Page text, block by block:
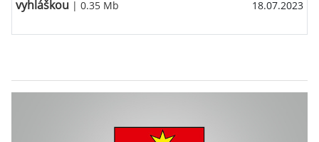
vyhláškou | 0.35 Mb 18.07.2023